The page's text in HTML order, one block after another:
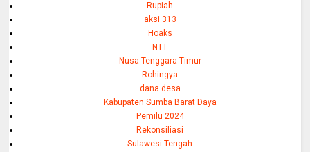
Rupiah
aksi 313
Hoaks
NTT
Nusa Tenggara Timur
Rohingya
dana desa
Kabupaten Sumba Barat Daya
Pemilu 2024
Rekonsiliasi
Sulawesi Tengah